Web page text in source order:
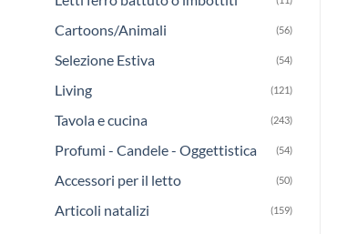
Cartoons/Animali (56)
Selezione Estiva (54)
Living (121)
Tavola e cucina (243)
Profumi - Candele - Oggettistica (54)
Accessori per il letto (50)
Articoli natalizi (159)